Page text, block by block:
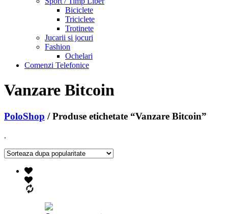
Biciclete
Triciclete
Trotinete
Jucarii si jocuri
Fashion
Ochelari
Comenzi Telefonice
Vanzare Bitcoin
PoloShop / Produse etichetate “Vanzare Bitcoin”
.